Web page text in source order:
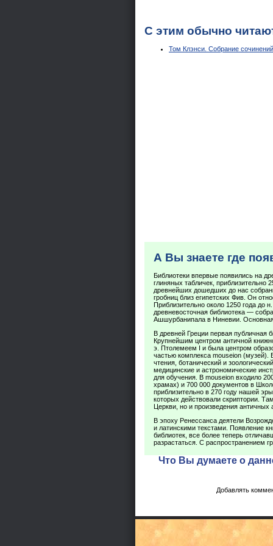
С этим обычно
Том Клэнси. Собрание
А Вы знаете где
Библиотеки впервые появились на
глиняных табличек, приблизительно
древнейших дошедших до нас
гробниц близ египетских Фив. Он
Приблизительно около 1250 года до
древневосточная библиотека —
Ашшурбанипала в Ниневии.
В древней Греции первая публичная
Крупнейшим центром античной
э. Птолемеем I и была центром
частью комплекса mouseion
чтения, ботанический и
медицинские и астрономические
для обучения. В mouseion входило
храмах) и 700 000 документов в
приблизительно в 270 году нашей
которых действовали скриптории.
Церкви, но и произведения античных
В эпоху Ренессанса деятели
и латинскими текстами. Появление
библиотек, все более теперь
разрастаться. С распространением
Что Вы думаете о
Добавлять